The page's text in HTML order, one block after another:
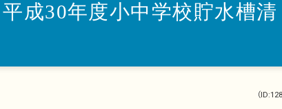
成30年度小中学校貯水槽清
（